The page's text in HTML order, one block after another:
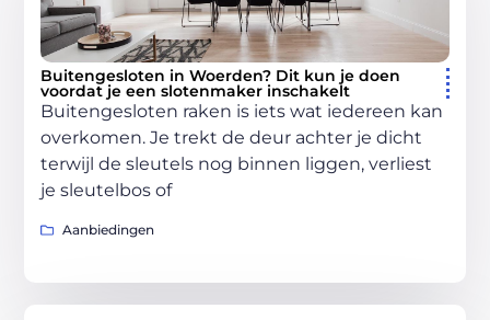
Buitengesloten in Woerden? Dit kun je doen
voordat je een slotenmaker inschakelt
Buitengesloten raken is iets wat iedereen kan
overkomen. Je trekt de deur achter je dicht
terwijl de sleutels nog binnen liggen, verliest
je sleutelbos of
Aanbiedingen